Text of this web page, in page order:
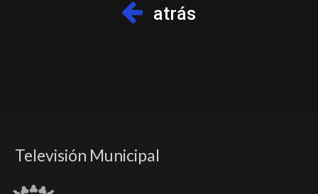
atrás
Televisión Municipal